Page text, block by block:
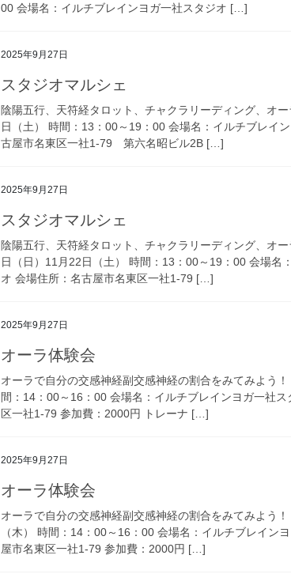
00 会場名：イルチブレインヨガ一社スタジオ […]
2025年9月27日
スタジオマルシェ
陰陽五行、天符経タロット、チャクラリーディング、オ
日（土） 時間：13：00～19：00 会場名：イルチブレイ
古屋市名東区一社1-79 第六名昭ビル2B […]
2025年9月27日
スタジオマルシェ
陰陽五行、天符経タロット、チャクラリーディング、オ
日（日）11月22日（土） 時間：13：00～19：00 会場名
オ 会場住所：名古屋市名東区一社1-79 […]
2025年9月27日
オーラ体験会
オーラで自分の交感神経副交感神経の割合をみてみよう
間：14：00～16：00 会場名：イルチブレインヨガ一社
区一社1-79 参加費：2000円 トレーナ […]
2025年9月27日
オーラ体験会
オーラで自分の交感神経副交感神経の割合をみてみよう
（木） 時間：14：00～16：00 会場名：イルチブレイン
屋市名東区一社1-79 参加費：2000円 […]